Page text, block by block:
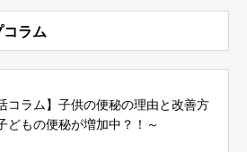
コラム
コラム】子供の便秘の理由と改善方
どもの便秘が増加中？！～